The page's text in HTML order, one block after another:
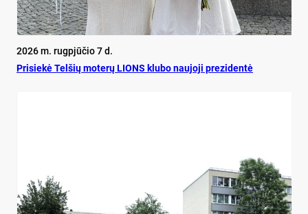
2026 m. rugpjūčio 7 d.
Pri­siekė Tel­šių mo­terų LIONS klu­bo nau­jo­ji pre­zi­dentė